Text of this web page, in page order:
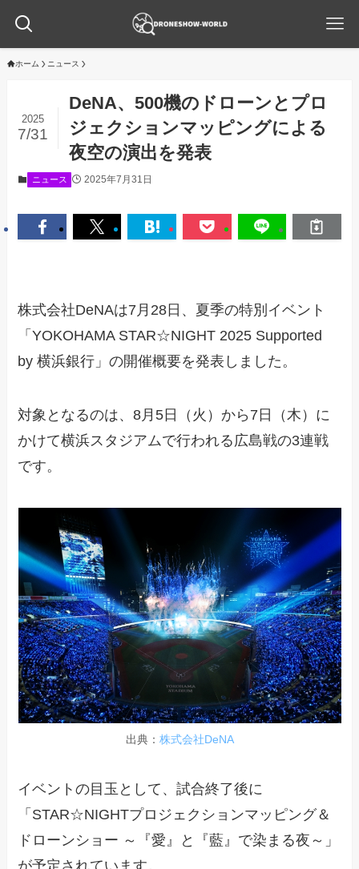
ホーム ニュース
DeNA、500機のドローンとプロ
ジェクションマッピングによる
夜空の演出を発表
2025
7/31
ニュース 2025年7月31日
株式会社DeNAは7月28日、夏季の特別イベント
「YOKOHAMA STAR☆NIGHT 2025 Supported
by 横浜銀行」の開催概要を発表しました。
対象となるのは、8月5日（火）から7日（木）に
かけて横浜スタジアムで行われる広島戦の3連戦
です。
出典： 株式会社DeNA
イベントの目玉として、試合終了後に
「STAR☆NIGHTプロジェクションマッピング＆
ドローンショー ～『愛』と『藍』で染まる夜～」
が予定されています。